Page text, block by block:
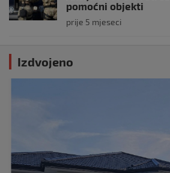
pomoćni objekti
prije 5 mjeseci
Izdvojeno